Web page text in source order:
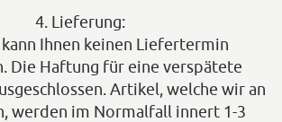
4. Lieferung:
Ihnen keinen Liefertermin
Die Haftung für eine verspätete
Artikel, welche wir an
werden im Normalfall innert 1-3